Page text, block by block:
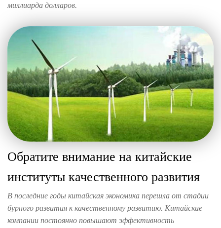
миллиарда долларов.
Обратите внимание на китайские
институты качественного развития
В последние годы китайская экономика перешла от стадии
бурного развития к качественному развитию. Китайские
компании постоянно повышают эффективность